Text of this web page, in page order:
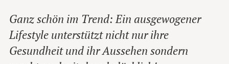
Ganz schön im Trend: Ein ausgewogener
Lifestyle unterstützt nicht nur ihre
Gesundheit und ihr Aussehen sondern